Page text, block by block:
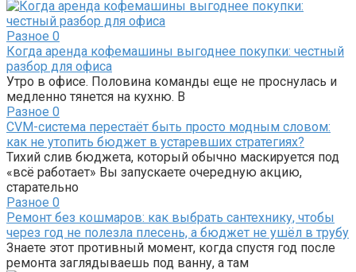
Разное 0
Когда аренда кофемашины выгоднее покупки: честный
разбор для офиса
Утро в офисе. Половина команды еще не проснулась и
медленно тянется на кухню. В
Разное 0
CVM-система перестаёт быть просто модным словом:
как не утопить бюджет в устаревших стратегиях?
Тихий слив бюджета, который обычно маскируется под
«всё работает» Вы запускаете очередную акцию,
старательно
Разное 0
Ремонт без кошмаров: как выбрать сантехнику, чтобы
через год не полезла плесень, а бюджет не ушёл в трубу
Знаете этот противный момент, когда спустя год после
ремонта заглядываешь под ванну, а там